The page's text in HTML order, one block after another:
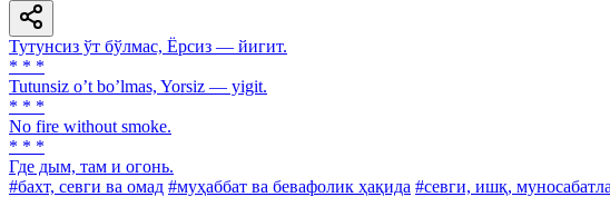
Тутунсиз ўт бўлмас, Ёрсиз — йигит.
* * *
Tutunsiz oʼt boʼlmas, Yorsiz — yigit.
* * *
No fire without smoke.
* * *
Где дым, там и огонь.
#бахт, севги ва омад #муҳаббат ва бевафолик ҳақида #севги, ишқ,